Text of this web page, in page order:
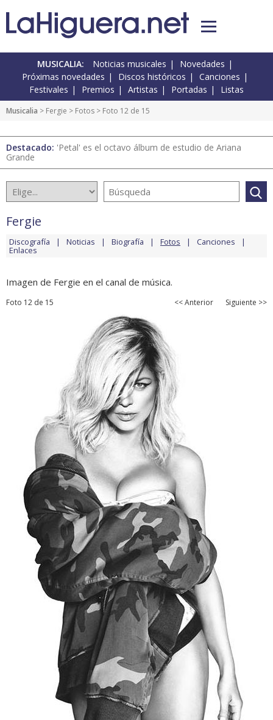
MUSICALIA: Noticias musicales
Novedades
Próximas novedades
Discos históricos
Canciones
Festivales
Premios Artistas Portadas Listas
Musicalia > Fergie > Fotos > Foto 12 de 15
Destacado: 'Petal' es el octavo álbum de estudio de Ariana
Grande
Fergie
Discografía Noticias Biografía Fotos Canciones
Enlaces
Imagen de Fergie en el canal de música.
Foto 12 de 15 << Anterior Siguiente >>